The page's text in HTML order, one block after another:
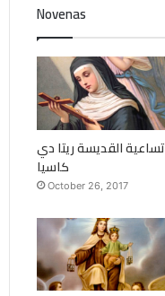
Novenas
تساعية القديسة ريتا دي
كاسيا
October 26, 2017